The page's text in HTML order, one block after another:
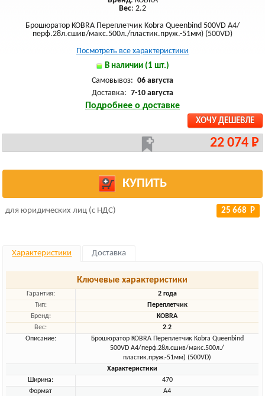
Вес: 2.2
Брошюратор KOBRA Переплетчик Kobra Queenbind 500VD A4/
перф.28л.сшив/макс.500л./пластик.пруж.-51мм) (500VD)
Посмотреть все характеристики
В наличии (1 шт.)
Самовывоз: 06 августа
Доставка: 7-10 августа
Подробнее о доставке
ХОЧУ ДЕШЕВЛЕ
22 074 Р
КУПИТЬ
для юридических лиц (с НДС) 25 668 Р
Характеристики Доставка
Ключевые характеристики
Гарантия:
2 года
Тип:
Переплетчик
Бренд:
KOBRA
Вес:
2.2
Описание:
Брошюратор KOBRA Переплетчик Kobra Queenbind
500VD A4/перф.28л.сшив/макс.500л./
пластик.пруж.-51мм) (500VD)
Характеристики
Ширина:
470
Формат
A4